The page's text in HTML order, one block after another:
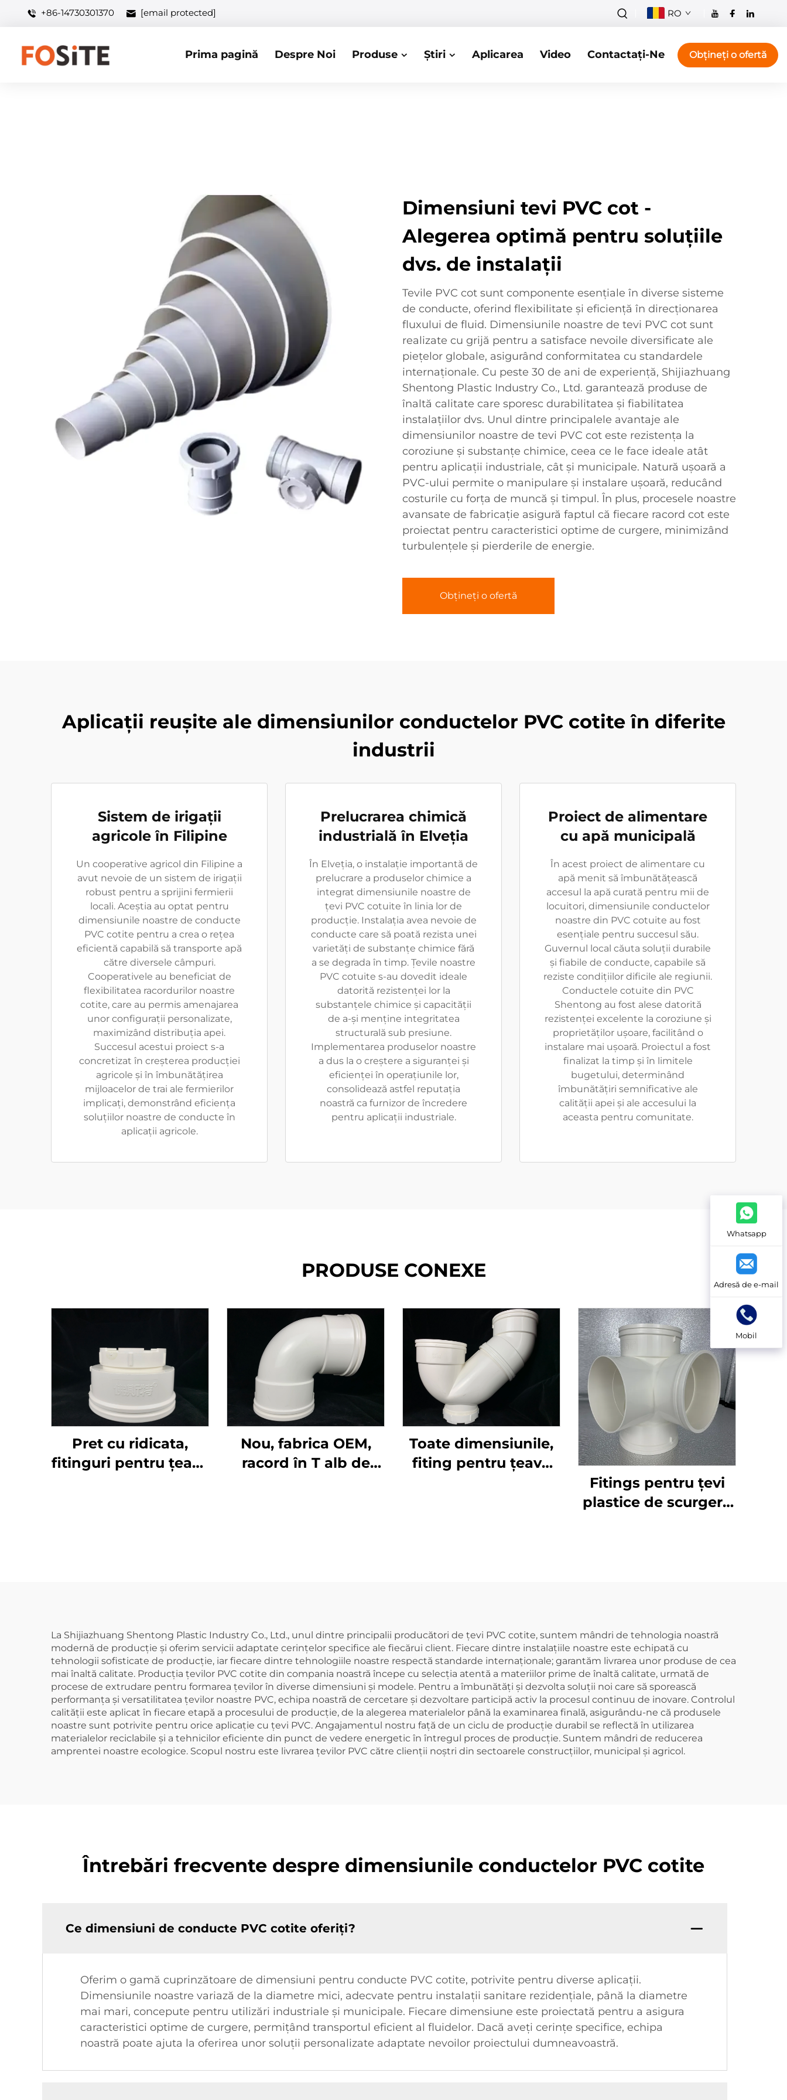
+86-14730301370 [email protected] RO
Prima pagină Despre Noi Produse Știri Aplicarea Video Contactați-Ne Obțineți o ofertă
Dimensiuni tevi PVC cot -
Alegerea optimă pentru soluțiile
dvs. de instalații
Tevile PVC cot sunt componente esențiale în diverse sisteme
de conducte, oferind flexibilitate și eficiență în direcționarea
fluxului de fluid. Dimensiunile noastre de tevi PVC cot sunt
realizate cu grijă pentru a satisface nevoile diversificate ale
piețelor globale, asigurând conformitatea cu standardele
internaționale. Cu peste 30 de ani de experiență, Shijiazhuang
Shentong Plastic Industry Co., Ltd. garantează produse de
înaltă calitate care sporesc durabilitatea și fiabilitatea
instalațiilor dvs. Unul dintre principalele avantaje ale
dimensiunilor noastre de tevi PVC cot este rezistența la
coroziune și substanțe chimice, ceea ce le face ideale atât
pentru aplicații industriale, cât și municipale. Natură ușoară a
PVC-ului permite o manipulare și instalare ușoară, reducând
costurile cu forța de muncă și timpul. În plus, procesele noastre
avansate de fabricație asigură faptul că fiecare racord cot este
proiectat pentru caracteristici optime de curgere, minimizând
turbulențele și pierderile de energie.
Obțineți o ofertă
Aplicații reușite ale dimensiunilor conductelor PVC cotite în diferite
industrii
Sistem de irigații
agricole în Filipine
Un cooperative agricol din Filipine a
avut nevoie de un sistem de irigații
robust pentru a sprijini fermierii
locali. Aceștia au optat pentru
dimensiunile noastre de conducte
PVC cotite pentru a crea o rețea
eficientă capabilă să transporte apă
către diversele câmpuri.
Cooperativele au beneficiat de
flexibilitatea racordurilor noastre
cotite, care au permis amenajarea
unor configurații personalizate,
maximizând distribuția apei.
Succesul acestui proiect s-a
concretizat în creșterea producției
agricole și în îmbunătățirea
mijloacelor de trai ale fermierilor
implicați, demonstrând eficiența
soluțiilor noastre de conducte în
aplicații agricole.
Prelucrarea chimică
industrială în Elveția
În Elveția, o instalație importantă de
prelucrare a produselor chimice a
integrat dimensiunile noastre de
țevi PVC cotuite în linia lor de
producție. Instalația avea nevoie de
conducte care să poată rezista unei
varietăți de substanțe chimice fără
a se degrada în timp. Țevile noastre
PVC cotuite s-au dovedit ideale
datorită rezistenței lor la
substanțele chimice și capacității
de a-și menține integritatea
structurală sub presiune.
Implementarea produselor noastre
a dus la o creștere a siguranței și
eficienței în operațiunile lor,
consolidează astfel reputația
noastră ca furnizor de încredere
pentru aplicații industriale.
Proiect de alimentare
cu apă municipală
În acest proiect de alimentare cu
apă menit să îmbunătățească
accesul la apă curată pentru mii de
locuitori, dimensiunile conductelor
noastre din PVC cotuite au fost
esențiale pentru succesul său.
Guvernul local căuta soluții durabile
și fiabile de conducte, capabile să
reziste condițiilor dificile ale regiunii.
Conductele cotuite din PVC
Shentong au fost alese datorită
rezistenței excelente la coroziune și
proprietăților ușoare, facilitând o
instalare mai ușoară. Proiectul a fost
finalizat la timp și în limitele
bugetului, determinând
îmbunătățiri semnificative ale
calității apei și ale accesului la
aceasta pentru comunitate.
PRODUSE CONEXE
Pret cu ridicata,
fitinguri pentru țeavă
Nou, fabrica OEM,
racord în T alb de
Toate dimensiunile,
fiting pentru țeavă
Fitings pentru țevi
plastice de scurgere
La Shijiazhuang Shentong Plastic Industry Co., Ltd., unul dintre principalii producători de țevi PVC cotite, suntem mândri de tehnologia noastră
modernă de producție și oferim servicii adaptate cerințelor specifice ale fiecărui client. Fiecare dintre instalațiile noastre este echipată cu
tehnologii sofisticate de producție, iar fiecare dintre tehnologiile noastre respectă standarde internaționale; garantăm livrarea unor produse de cea
mai înaltă calitate. Producția țevilor PVC cotite din compania noastră începe cu selecția atentă a materiilor prime de înaltă calitate, urmată de
procese de extrudare pentru formarea țevilor în diverse dimensiuni și modele. Pentru a îmbunătăți și dezvolta soluții noi care să sporească
performanța și versatilitatea țevilor noastre PVC, echipa noastră de cercetare și dezvoltare participă activ la procesul continuu de inovare. Controlul
calității este aplicat în fiecare etapă a procesului de producție, de la alegerea materialelor până la examinarea finală, asigurându-ne că produsele
noastre sunt potrivite pentru orice aplicație cu țevi PVC. Angajamentul nostru față de un ciclu de producție durabil se reflectă în utilizarea
materialelor reciclabile și a tehnicilor eficiente din punct de vedere energetic în întregul proces de producție. Suntem mândri de reducerea
amprentei noastre ecologice. Scopul nostru este livrarea țevilor PVC către clienții noștri din sectoarele construcțiilor, municipal și agricol.
Întrebări frecvente despre dimensiunile conductelor PVC cotite
Ce dimensiuni de conducte PVC cotite oferiți?
Oferim o gamă cuprinzătoare de dimensiuni pentru conducte PVC cotite, potrivite pentru diverse aplicații.
Dimensiunile noastre variază de la diametre mici, adecvate pentru instalații sanitare rezidențiale, până la diametre
mai mari, concepute pentru utilizări industriale și municipale. Fiecare dimensiune este proiectată pentru a asigura
caracteristici optime de curgere, permițând transportul eficient al fluidelor. Dacă aveți cerințe specifice, echipa
noastră poate ajuta la oferirea unor soluții personalizate adaptate nevoilor proiectului dumneavoastră.
Whatsapp
Adresă de e-mail
Mobil